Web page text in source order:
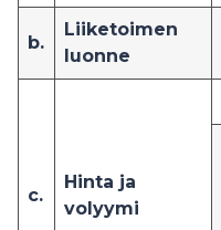
b.
Liiketoimen
luonne
c.
Hinta ja
volyymi